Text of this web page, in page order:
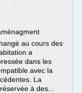
au cours des
a
dans les
avec la
La
à des...